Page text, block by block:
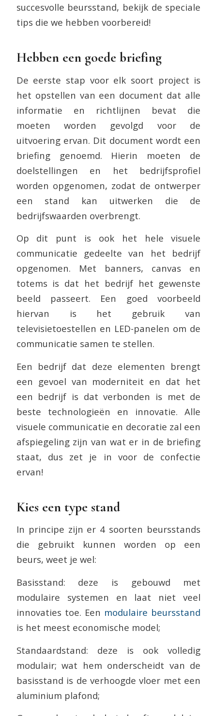
succesvolle beursstand, bekijk de speciale
tips die we hebben voorbereid!
Hebben een goede briefing
De eerste stap voor elk soort project is
het opstellen van een document dat alle
informatie en richtlijnen bevat die
moeten worden gevolgd voor de
uitvoering ervan. Dit document wordt een
briefing genoemd. Hierin moeten de
doelstellingen en het bedrijfsprofiel
worden opgenomen, zodat de ontwerper
een stand kan uitwerken die de
bedrijfswaarden overbrengt.
Op dit punt is ook het hele visuele
communicatie gedeelte van het bedrijf
opgenomen. Met banners, canvas en
totems is dat het bedrijf het gewenste
beeld passeert. Een goed voorbeeld
hiervan is het gebruik van
televisietoestellen en LED-panelen om de
communicatie samen te stellen.
Een bedrijf dat deze elementen brengt
een gevoel van moderniteit en dat het
een bedrijf is dat verbonden is met de
beste technologieën en innovatie. Alle
visuele communicatie en decoratie zal een
afspiegeling zijn van wat er in de briefing
staat, dus zet je in voor de confectie
ervan!
Kies een type stand
In principe zijn er 4 soorten beursstands
die gebruikt kunnen worden op een
beurs, weet je wel:
Basisstand: deze is gebouwd met
modulaire systemen en laat niet veel
innovaties toe. Een modulaire beursstand
is het meest economische model;
Standaardstand: deze is ook volledig
modulair; wat hem onderscheidt van de
basisstand is de verhoogde vloer met een
aluminium plafond;